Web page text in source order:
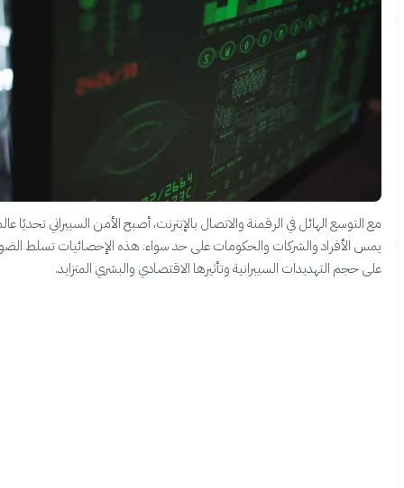
الهائل في الرقمنة والاتصال بالإنترنت، أصبح الأمن السيبراني تحديًا عالميًا
الأفراد والشركات والحكومات على حد سواء. هذه الإحصائيات تسلط الضوء
حجم التهديدات السيبرانية وتأثيرها الاقتصادي والبشري المتزايد.